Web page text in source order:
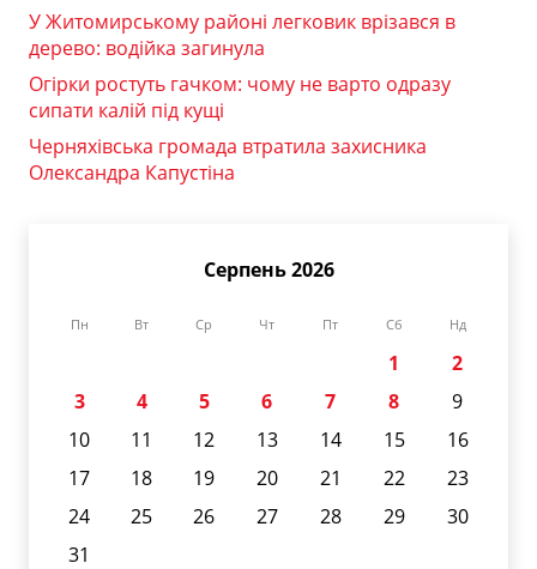
У Житомирському районі легковик врізався в
дерево: водійка загинула
Огірки ростуть гачком: чому не варто одразу
сипати калій під кущі
Черняхівська громада втратила захисника
Олександра Капустіна
Серпень 2026
Пн Вт Ср Чт Пт Сб Нд
1
2
3
4 5 6 7 8
9
10
11 12 13 14 15
16
17
18 19 20 21 22
23
24
25 26 27 28 29
30
31